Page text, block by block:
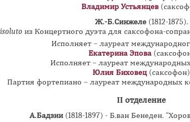
Владимир Устьянцев
Ж.-Б.Синжеле (1812-1875).
из Концертного дуэта для саксофона-
Исполняет – лауреат
Екатерина Эпова
Исполняет – лауреат
Юлия Биховец(саксофон)
Партия фортепиано – лауреат международных
II отделение
А.Бадзни (1818-1897) - Б.ван Бенеден.